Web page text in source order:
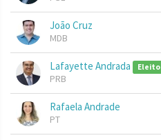
João Cruz
MDB
Lafayette Andrada Eleito
PRB
Rafaela Andrade
PT